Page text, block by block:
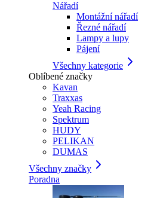
Nářadí
Montážní nářadí
Řezné nářadí
Lampy a lupy
Pájení
Všechny kategorie
Oblíbené značky
Kavan
Traxxas
Yeah Racing
Spektrum
HUDY
PELIKAN
DUMAS
Všechny značky
Poradna